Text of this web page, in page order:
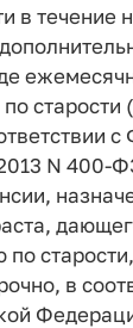
в течение
старости
N 400-
в